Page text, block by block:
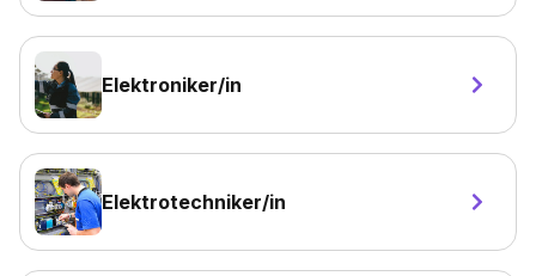
Elektroniker/in
Elektrotechniker/in